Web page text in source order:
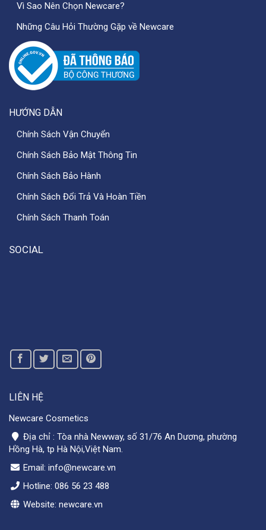
Vì Sao Nên Chọn Newcare?
Những Câu Hỏi Thường Gặp về Newcare
HƯỚNG DẪN
Chính Sách Vận Chuyển
Chính Sách Bảo Mật Thông Tin
Chính Sách Bảo Hành
Chính Sách Đổi Trả Và Hoàn Tiền
Chính Sách Thanh Toán
SOCIAL
LIÊN HỆ
Newcare Cosmetics
Địa chỉ : Tòa nhà Newway, số 31/76 An Dương, phường
Hồng Hà, tp Hà Nội,Việt Nam.
Email: info@newcare.vn
Hotline: 086 56 23 488
Website: newcare.vn